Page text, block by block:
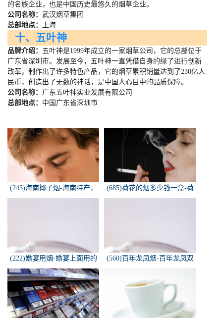
的名族企业，也是中国历史最悠久的烟草企业。
公司名称： 武汉烟草集团
总部地点：
上海
十、五叶神
品牌介绍： 五叶神是1999年成立的一家烟草公司，它的总部位于
广东省深圳市。发展至今，五叶神一直凭借自身的绿了进行创新
改革，制作出了许多特色产品，它的烟草累积销量达到了230亿人
民币，创造出了无数的神话，是中国人心目中的品质保障。
公司名称： 广东五叶神实业发展有限公司
总部地点： 中国广东省深圳市
(243)海南椰子烟-海南特产，
椰子香烟，槟榔香烟，叶子包
(685)荷花的烟多少钱一盒-荷
花烟多少钱一盒
(222)婚宴用烟-婚宴上面用的
烟是怎样的
(560)百年龙凤烟-百年龙凤双